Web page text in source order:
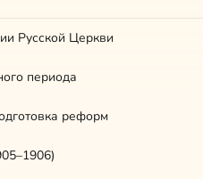
Русской Церкви
периода
реформ